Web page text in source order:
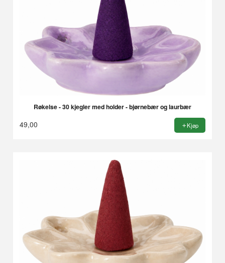
Røkelse - 30 kjegler med holder - bjørnebær og laurbær
49,00 Kjøp